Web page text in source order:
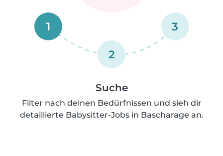
1
2
3
Suche
Filter nach deinen Bedürfnissen und sieh dir
detaillierte Babysitter-Jobs in Bascharage an.